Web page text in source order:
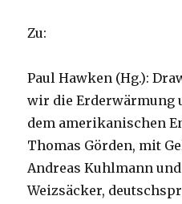
Zu:
Paul Hawken (Hg.):
wir die Erderwärmung
dem amerikanischen
Thomas Görden, mit
Andreas Kuhlmann
Weizsäcker,